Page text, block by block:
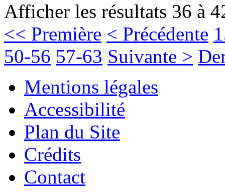
Afficher les résultats 36 à
<< Première < Précédente
50-56 57-63 Suivante >
Mentions légales
Accessibilité
Plan du Site
Crédits
Contact